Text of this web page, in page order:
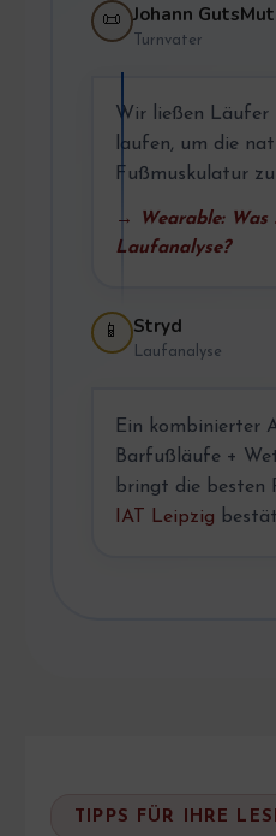
📜 Johann
Turnvater
Wir ließen
laufen, um die
Fußmuskulatur
→ Wearable: Was
Laufanalyse?
📱 Stryd
Laufanalyse
Ein kombinierter
Barfußläufe +
bringt die besten
IAT Leipzig
TIPPS FÜR IHRE